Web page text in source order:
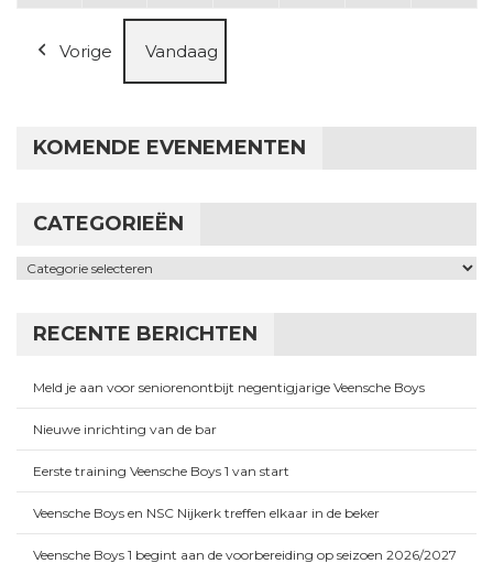
Vorige Vandaag
KOMENDE EVENEMENTEN
CATEGORIEËN
Categorieën
RECENTE BERICHTEN
Meld je aan voor seniorenontbijt negentigjarige Veensche Boys
Nieuwe inrichting van de bar
Eerste training Veensche Boys 1 van start
Veensche Boys en NSC Nijkerk treffen elkaar in de beker
Veensche Boys 1 begint aan de voorbereiding op seizoen 2026/2027